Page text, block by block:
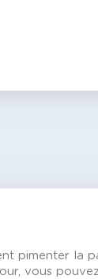
pimenter la
vous